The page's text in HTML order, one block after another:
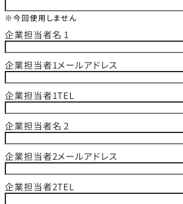
※今回使用しません
企業担当者名 1
企業担当者1メールアドレス
企業担当者1TEL
企業担当者名 2
企業担当者2メールアドレス
企業担当者2TEL